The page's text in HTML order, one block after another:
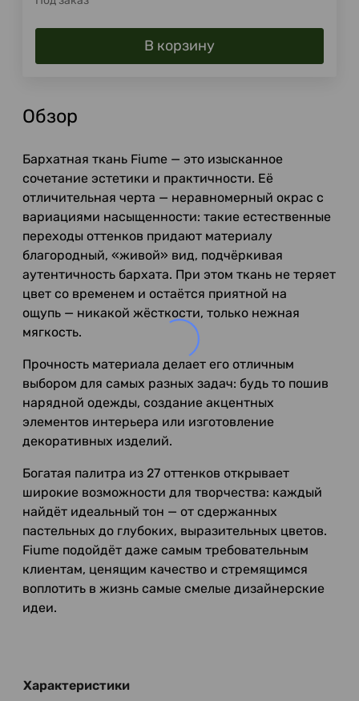
В корзину
Обзор
Бархатная ткань Fiume — это изысканное
сочетание эстетики и практичности. Её
отличительная черта — неравномерный окрас с
вариациями насыщенности: такие естественные
переходы оттенков придают материалу
благородный, «живой» вид, подчёркивая
аутентичность бархата. При этом ткань не теряет
цвет со временем и остаётся приятной на
ощупь — никакой жёсткости, только нежная
мягкость.
Прочность материала делает его отличным
выбором для самых разных задач: будь то пошив
нарядной одежды, создание акцентных
элементов интерьера или изготовление
декоративных изделий.
Богатая палитра из 27 оттенков открывает
широкие возможности для творчества: каждый
найдёт идеальный тон — от сдержанных
пастельных до глубоких, выразительных цветов.
Fiume подойдёт даже самым требовательным
клиентам, ценящим качество и стремящимся
воплотить в жизнь самые смелые дизайнерские
идеи.
Характеристики